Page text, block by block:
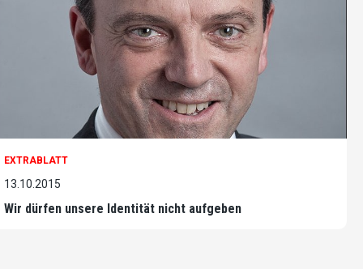
EXTRABLATT
13.10.2015
Wir dürfen unsere Identität nicht aufgeben